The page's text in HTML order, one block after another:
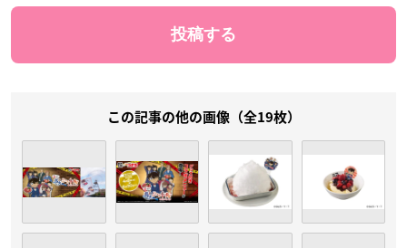
この記事の他の画像（全19枚）